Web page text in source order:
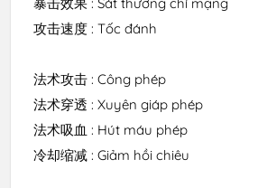
攻击速度 : Tốc đánh
法术攻击 : Công phép
法术穿透 : Xuyên giáp phép
法术吸血 : Hút máu phép
冷却缩减 : Giảm hồi chiêu